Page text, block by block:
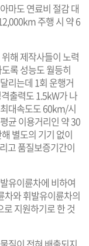
마도 연료비 절감 대
주행 시 약 6
해 제작사들이 노력
록 성능도 월등히
리는데 1회 운행거
출력도 1.5kW가 나
대속도도 60km/시
균 이용거리인 약 30
별도의 기기 없이
고 품질보증기간이
유이륜차에 비하여
차와 휘발유이륜차의
지원하기로 한 것